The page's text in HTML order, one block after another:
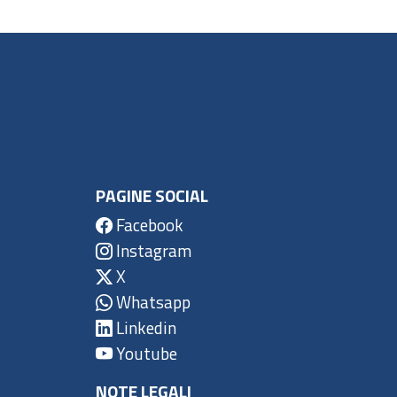
PAGINE SOCIAL
Facebook
Instagram
X
Whatsapp
Linkedin
Youtube
NOTE LEGALI